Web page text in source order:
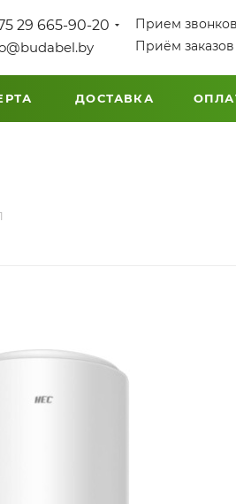
29 665-90-20
Прием
Приём заказов
ДОСТАВКА